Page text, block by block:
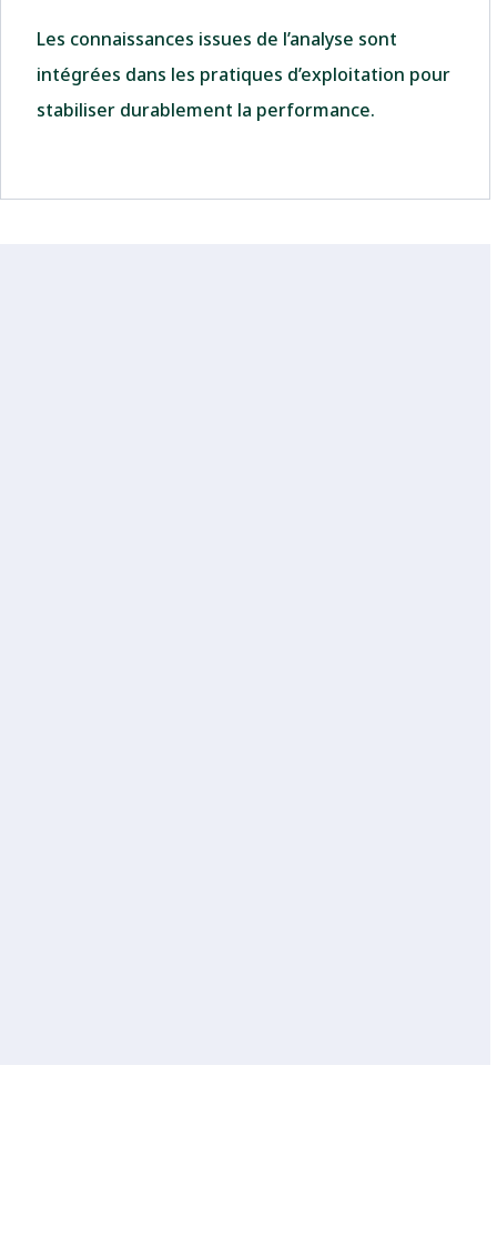
Les connaissances issues de l’analyse sont
intégrées dans les pratiques d’exploitation pour
stabiliser durablement la performance.